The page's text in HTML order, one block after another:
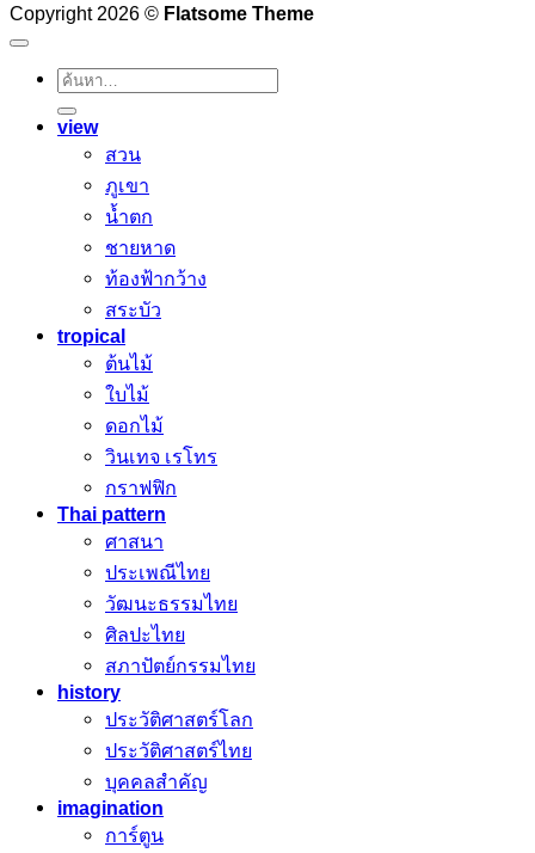
Copyright 2026 © Flatsome Theme
ค้นหา:
view
สวน
ภูเขา
น้ำตก
ชายหาด
ท้องฟ้ากว้าง
สระบัว
tropical
ต้นไม้
ใบไม้
ดอกไม้
วินเทจ เรโทร
กราฟฟิก
Thai pattern
ศาสนา
ประเพณีไทย
วัฒนะธรรมไทย
ศิลปะไทย
สภาปัตย์กรรมไทย
history
ประวัติศาสตร์โลก
ประวัติศาสตร์ไทย
บุคคลสำคัญ
imagination
การ์ตูน